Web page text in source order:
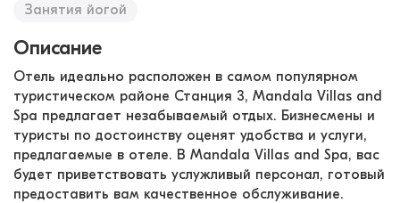
Занятия йогой
Описание
Отель идеально расположен в самом популярном
туристическом районе Станция 3, Mandala Villas and
Spa предлагает незабываемый отдых. Бизнесмены и
туристы по достоинству оценят удобства и услуги,
предлагаемые в отеле. В Mandala Villas and Spa, вас
будет приветствовать услужливый персонал, готовый
предоставить вам качественное обслуживание.